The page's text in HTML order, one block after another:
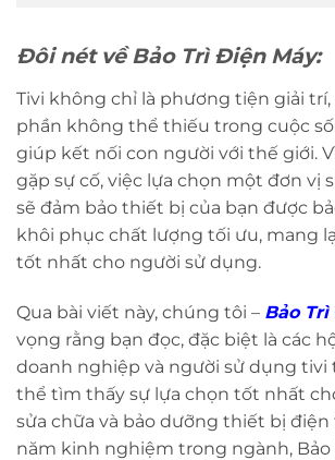
Đôi nét về Bảo Trì Điện Máy:
Tivi không chỉ là phương tiện giải
phần không thể thiếu trong cuộc
giúp kết nối con người với thế giới.
gặp sự cố, việc lựa chọn một đơn vị
sẽ đảm bảo thiết bị của bạn được
khôi phục chất lượng tối ưu, mang
tốt nhất cho người sử dụng.
Qua bài viết này, chúng tôi – Bảo
vọng rằng bạn đọc, đặc biệt là các
doanh nghiệp và người sử dụng tivi
thể tìm thấy sự lựa chọn tốt nhất
sửa chữa và bảo dưỡng thiết bị điện
năm kinh nghiệm trong ngành,